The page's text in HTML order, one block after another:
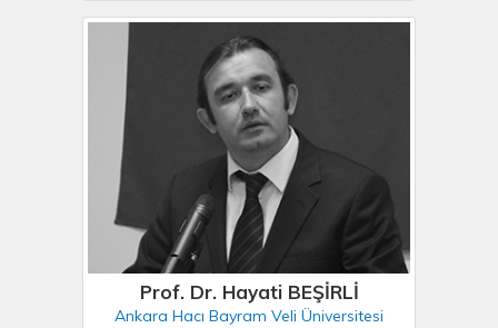
Prof. Dr. Hayati BEŞİRLİ
Ankara Hacı Bayram Veli Üniversitesi